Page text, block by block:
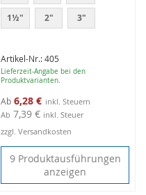
Artikel-Nr.: 405
Lieferzeit-Angabe bei den
Produktvarianten.
Ab 6,28 €
Ab 7,39 € inkl. Steuer
1½" 2" 3"
zzgl. Versandkosten
9 Produktausführungen
anzeigen